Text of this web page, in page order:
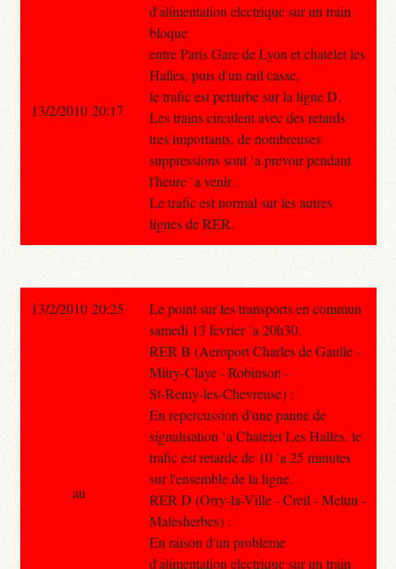
d'alimentation electrique sur un train
bloque
entre Paris Gare de Lyon et chatelet les
Halles, puis d'un rail casse,
le trafic est perturbe sur la ligne D.
Les trains circulent avec des retards
tres importants, de nombreuses
suppressions sont `a prevoir pendant
l'heure `a venir .
Le trafic est normal sur les autres
lignes de RER.
13/2/2010 20:17
13/2/2010 20:25
Le point sur les transports en commun
samedi 13 fevrier `a 20h30.
RER B (Aeroport Charles de Gaulle -
Mitry-Claye - Robinson -
St-Remy-les-Chevreuse) :
En repercussion d'une panne de
signalisation `a Chatelet Les Halles, le
trafic est retarde de 10 `a 25 minutes
sur l'ensemble de la ligne.
RER D (Orry-la-Ville - Creil - Melun -
Malesherbes) :
En raison d'un probleme
d'alimentation electrique sur un train
au